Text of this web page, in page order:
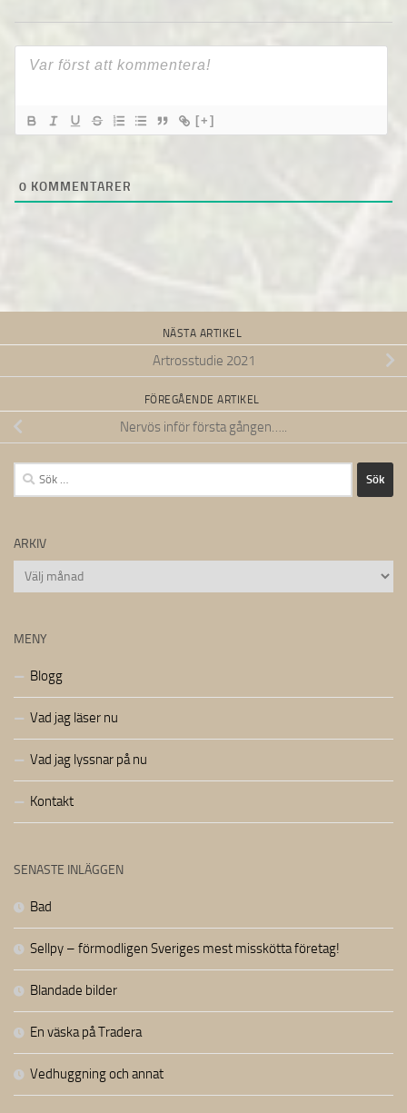
[+]
0 KOMMENTARER
NÄSTA ARTIKEL
Artrosstudie 2021
FÖREGÅENDE ARTIKEL
Nervös inför första gången…..
Sök
efter:
ARKIV
Arkiv
MENY
Blogg
Vad jag läser nu
Vad jag lyssnar på nu
Kontakt
SENASTE INLÄGGEN
Bad
Sellpy – förmodligen Sveriges mest misskötta företag!
Blandade bilder
En väska på Tradera
Vedhuggning och annat